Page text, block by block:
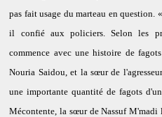
pas fait usage du marteau en
il confié aux policiers. Selon les
commence avec une histoire de
Nouria Saidou, et la sœur de
une importante quantité de fagots
Mécontente, la sœur de Nassuf M'madi